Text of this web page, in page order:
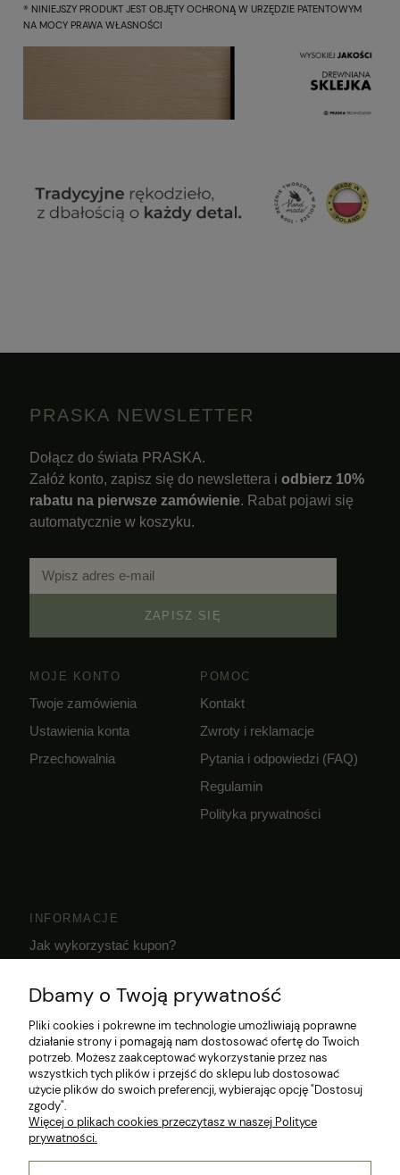
® NINIEJSZY PRODUKT JEST OBJĘTY OCHRONĄ W URZĘDZIE PATENTOWYM
NA MOCY PRAWA WŁASNOŚCI
PRASKA NEWSLETTER
Dołącz do świata PRASKA.
Załóż konto, zapisz się do newslettera i odbierz 10%
rabatu na pierwsze zamówienie. Rabat pojawi się
automatycznie w koszyku.
ZAPISZ SIĘ
MOJE KONTO
Twoje zamówienia
Ustawienia konta
Przechowalnia
POMOC
Kontakt
Zwroty i reklamacje
Pytania i odpowiedzi (FAQ)
Regulamin
Polityka prywatności
INFORMACJE
Jak wykorzystać kupon?
Klub Hodowcy VIP
© 2026 Wszelkie prawa zastrzeżone
Dbamy o Twoją prywatność
Pliki cookies i pokrewne im technologie umożliwiają poprawne
działanie strony i pomagają nam dostosować ofertę do Twoich
potrzeb. Możesz zaakceptować wykorzystanie przez nas
wszystkich tych plików i przejść do sklepu lub dostosować
użycie plików do swoich preferencji, wybierając opcję "Dostosuj
zgody".
Więcej o plikach cookies przeczytasz w naszej Polityce
prywatności.